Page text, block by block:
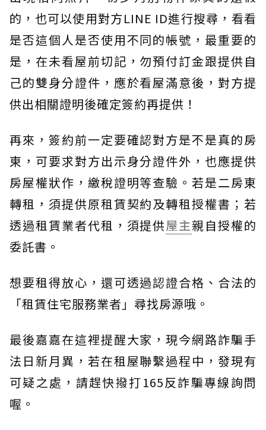
的，也可以使用對方LINE ID進行搜尋，看看
是否這個人是否使用不同的帳號，最重要的
是，在未看屋前切記，勿預付訂金跟提供自
己的雙身分證件，應於看屋滿意後，對方提
供出相關證明後確定簽約再提供！
再來，簽約前一定要確認對方是不是真的房
東，可要求對方出示身分證件外，也應提供
房屋權狀作，繳稅證明等查驗。若是二房東
轉租，須提供原租賃契約及轉租授權書；若
透過租賃業者代租，須提供屋主親自授權的
委託書。
想要租得放心，還可透過認證合格、合法的
「租賃住宅服務業者」尋找房源哦。
最後嘉嘉在這裡提醒大家，現今網路詐騙手
法日新月異，若在租屋聯繫過程中，發現有
可疑之處，請趕快撥打165反詐騙專線詢問
喔。